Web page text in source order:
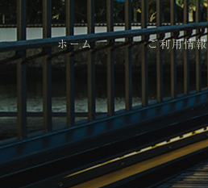
ホーム ご利用情報